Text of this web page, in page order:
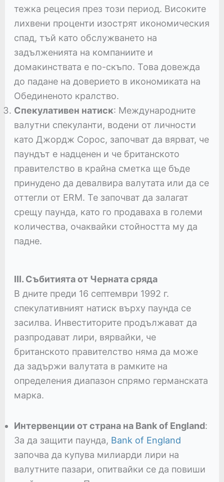
тежка рецесия през този период. Високите
лихвени проценти изострят икономическия
спад, тъй като обслужването на
задълженията на компаниите и
домакинствата е по-скъпо. Това довежда
до падане на доверието в икономиката на
Обединеното кралство.
Спекулативен натиск: Международните
валутни спекуланти, водени от личности
като Джордж Сорос, започват да вярват, че
паундът е надценен и че британското
правителство в крайна сметка ще бъде
принудено да девалвира валутата или да се
оттегли от ERM. Те започват да залагат
срещу паунда, като го продаваха в големи
количества, очаквайки стойността му да
падне.
III. Събитията от Черната сряда
В дните преди 16 септември 1992 г.
спекулативният натиск върху паунда се
засилва. Инвеститорите продължават да
разпродават лири, вярвайки, че
британското правителство няма да може
да задържи валутата в рамките на
определения диапазон спрямо германската
марка.
Интервенции от страна на Bank of England:
За да защити паунда, Bank of England
започва да купува милиарди лири на
валутните пазари, опитвайки се да повиши